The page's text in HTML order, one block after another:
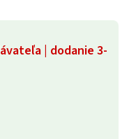
| dodanie 3-